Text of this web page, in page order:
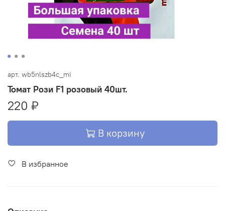
арт. wb5nlszb4c_mi
Томат Рози F1 розовый 40шт.
220 ₽
В корзину
В избранное